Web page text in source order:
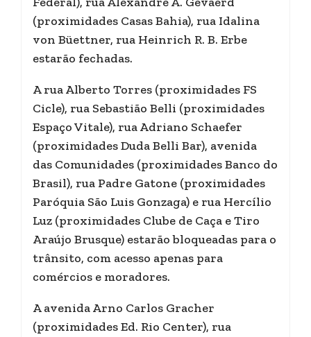
(proximidades Casas Bahia), rua Idalina
von Büettner, rua Heinrich R. B. Erbe
estarão fechadas.
A rua Alberto Torres (proximidades FS
Cicle), rua Sebastião Belli (proximidades
Espaço Vitale), rua Adriano Schaefer
(proximidades Duda Belli Bar), avenida
das Comunidades (proximidades Banco do
Brasil), rua Padre Gatone (proximidades
Paróquia São Luis Gonzaga) e rua Hercílio
Luz (proximidades Clube de Caça e Tiro
Araújo Brusque) estarão bloqueadas para o
trânsito, com acesso apenas para
comércios e moradores.
A avenida Arno Carlos Gracher
(proximidades Ed. Rio Center), rua